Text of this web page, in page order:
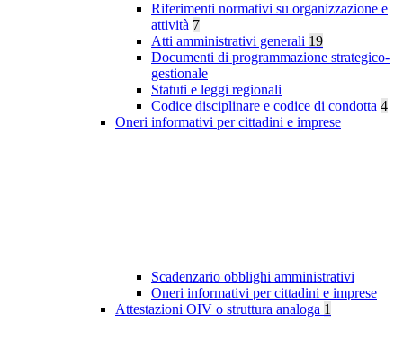
Riferimenti normativi su organizzazione e
attività 7
Atti amministrativi generali 19
Documenti di programmazione strategico-
gestionale
Statuti e leggi regionali
Codice disciplinare e codice di condotta 4
Oneri informativi per cittadini e imprese
Scadenzario obblighi amministrativi
Oneri informativi per cittadini e imprese
Attestazioni OIV o struttura analoga 1